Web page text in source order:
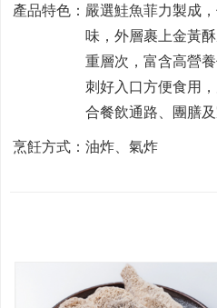
產品特色：嚴選鮭魚菲力製成
味，外層裹上金黃
重層次，富含高營
刺好入口方便食用
合餐飲通路、團膳及
烹飪方式：油炸、氣炸